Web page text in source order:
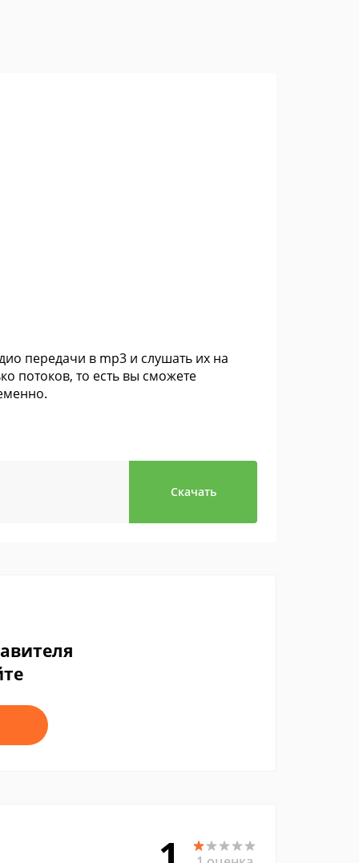
передачи в mp3 и слушать их на
потоков, то есть вы сможете
Скачать